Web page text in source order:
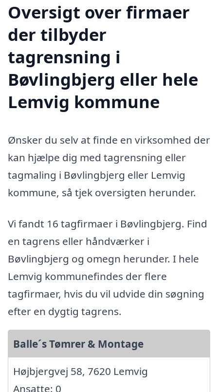
Oversigt over firmaer
der tilbyder
tagrensning i
Bøvlingbjerg eller hele
Lemvig kommune
Ønsker du selv at finde en virksomhed der
kan hjælpe dig med tagrensning eller
tagmaling i Bøvlingbjerg eller Lemvig
kommune, så tjek oversigten herunder.
Vi fandt 16 tagfirmaer i Bøvlingbjerg. Find
en tagrens eller håndværker i
Bøvlingbjerg og omegn herunder. I hele
Lemvig kommunefindes der flere
tagfirmaer, hvis du vil udvide din søgning
efter en dygtig tagrens.
Balle´s Tømrer & Montage
Højbjergvej 58, 7620 Lemvig
Ansatte: 0